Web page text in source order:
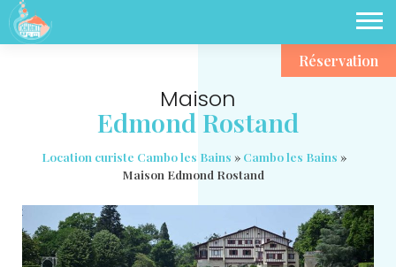
Réservation
Maison
Edmond Rostand
Location curiste Cambo les Bains » Cambo les Bains »
Maison Edmond Rostand